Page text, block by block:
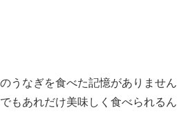
うなぎを食べた記憶がありません
もあれだけ美味しく食べられるん